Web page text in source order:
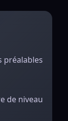
préalables
de niveau